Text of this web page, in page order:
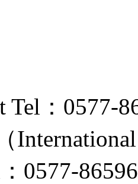
Tel：0577-
0577-